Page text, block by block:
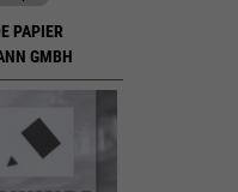
PAPIER
GMBH